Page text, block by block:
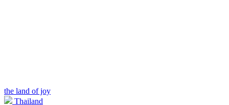
the land of joy
Thailand